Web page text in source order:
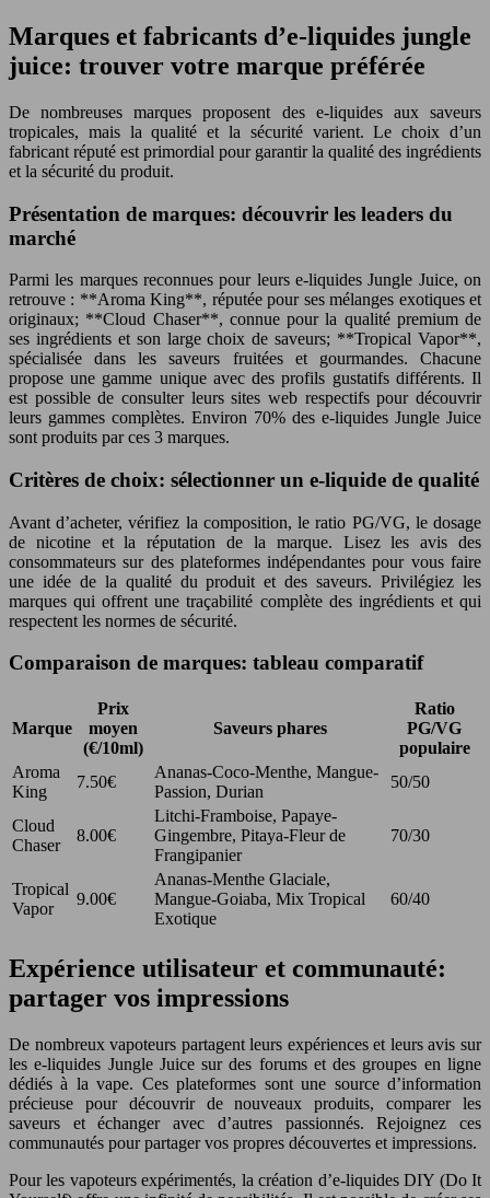
Marques et fabricants d’e-liquides jungle
juice: trouver votre marque préférée
De nombreuses marques proposent des e-liquides aux saveurs
tropicales, mais la qualité et la sécurité varient. Le choix d’un
fabricant réputé est primordial pour garantir la qualité des ingrédients
et la sécurité du produit.
Présentation de marques: découvrir les leaders du
marché
Parmi les marques reconnues pour leurs e-liquides Jungle Juice, on
retrouve : **Aroma King**, réputée pour ses mélanges exotiques et
originaux; **Cloud Chaser**, connue pour la qualité premium de
ses ingrédients et son large choix de saveurs; **Tropical Vapor**,
spécialisée dans les saveurs fruitées et gourmandes. Chacune
propose une gamme unique avec des profils gustatifs différents. Il
est possible de consulter leurs sites web respectifs pour découvrir
leurs gammes complètes. Environ 70% des e-liquides Jungle Juice
sont produits par ces 3 marques.
Critères de choix: sélectionner un e-liquide de qualité
Avant d’acheter, vérifiez la composition, le ratio PG/VG, le dosage
de nicotine et la réputation de la marque. Lisez les avis des
consommateurs sur des plateformes indépendantes pour vous faire
une idée de la qualité du produit et des saveurs. Privilégiez les
marques qui offrent une traçabilité complète des ingrédients et qui
respectent les normes de sécurité.
Comparaison de marques: tableau comparatif
Marque
Prix
moyen
(€/10ml)
Saveurs phares
Ratio
PG/VG
populaire
Aroma
King
7.50€
Ananas-Coco-Menthe, Mangue-
Passion, Durian
50/50
Cloud
Chaser
8.00€
Litchi-Framboise, Papaye-
Gingembre, Pitaya-Fleur de
Frangipanier
70/30
Tropical
Vapor
9.00€
Ananas-Menthe Glaciale,
Mangue-Goiaba, Mix Tropical
Exotique
60/40
Expérience utilisateur et communauté:
partager vos impressions
De nombreux vapoteurs partagent leurs expériences et leurs avis sur
les e-liquides Jungle Juice sur des forums et des groupes en ligne
dédiés à la vape. Ces plateformes sont une source d’information
précieuse pour découvrir de nouveaux produits, comparer les
saveurs et échanger avec d’autres passionnés. Rejoignez ces
communautés pour partager vos propres découvertes et impressions.
Pour les vapoteurs expérimentés, la création d’e-liquides DIY (Do It